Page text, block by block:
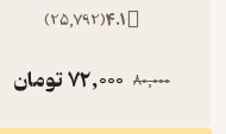
4.1
(
25,792
)
80,000
72,000تومان